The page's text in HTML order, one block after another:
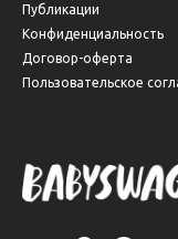
Публикации
Конфиденциальность
Договор-оферта
Пользовательское